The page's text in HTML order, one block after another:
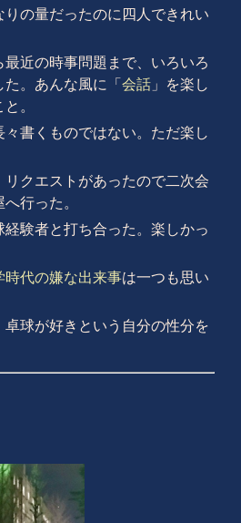
の量だったのに四人できれい
近の時事問題まで、いろいろ
。あんな風に「 会話」を楽し
。
書くものではない。ただ楽し
クエストがあったので二次会
行った。
験者と打ち合った。楽しかっ
時代の嫌な出来事は一つも思い
球が好きという自分の性分を